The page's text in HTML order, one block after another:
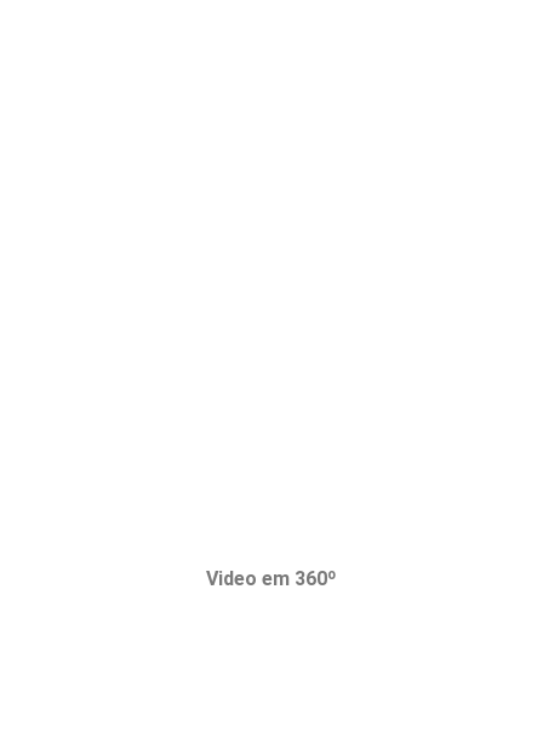
Video em 360º